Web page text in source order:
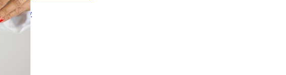
platby